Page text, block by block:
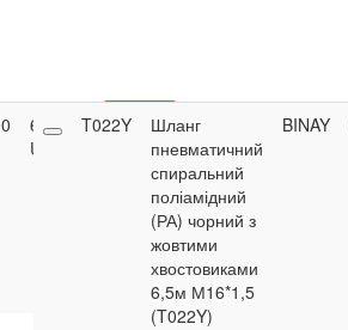
0
661.65
UAH
Buy
T022Y
Шланг
пневматичний
спиральний
поліамідний
(РА) чорний з
жовтими
хвостовиками
6,5м М16*1,5
(T022Y)
BINAY